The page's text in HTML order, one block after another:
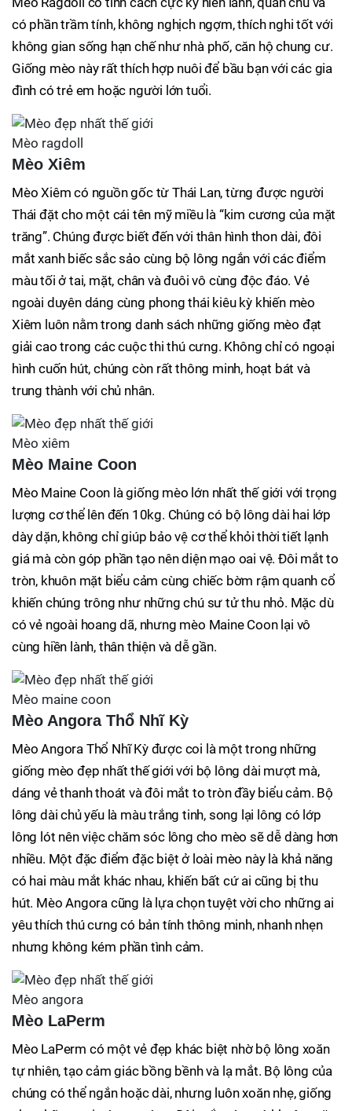
có phần trầm tính, không nghịch ngợm, thích nghi tốt với
không gian sống hạn chế như nhà phố, căn hộ chung cư.
Giống mèo này rất thích hợp nuôi để bầu bạn với các gia
đình có trẻ em hoặc người lớn tuổi.
Mèo ragdoll
Mèo Xiêm
Mèo Xiêm có nguồn gốc từ Thái Lan, từng được người
Thái đặt cho một cái tên mỹ miều là “kim cương của mặt
trăng”. Chúng được biết đến với thân hình thon dài, đôi
mắt xanh biếc sắc sảo cùng bộ lông ngắn với các điểm
màu tối ở tai, mặt, chân và đuôi vô cùng độc đáo. Vẻ
ngoài duyên dáng cùng phong thái kiêu kỳ khiến mèo
Xiêm luôn nằm trong danh sách những giống mèo đạt
giải cao trong các cuộc thi thú cưng. Không chỉ có ngoại
hình cuốn hút, chúng còn rất thông minh, hoạt bát và
trung thành với chủ nhân.
Mèo xiêm
Mèo Maine Coon
Mèo Maine Coon là giống mèo lớn nhất thế giới với trọng
lượng cơ thể lên đến 10kg. Chúng có bộ lông dài hai lớp
dày dặn, không chỉ giúp bảo vệ cơ thể khỏi thời tiết lạnh
giá mà còn góp phần tạo nên diện mạo oai vệ. Đôi mắt to
tròn, khuôn mặt biểu cảm cùng chiếc bờm rậm quanh cổ
khiến chúng trông như những chú sư tử thu nhỏ. Mặc dù
có vẻ ngoài hoang dã, nhưng mèo Maine Coon lại vô
cùng hiền lành, thân thiện và dễ gần.
Mèo maine coon
Mèo Angora Thổ Nhĩ Kỳ
Mèo Angora Thổ Nhĩ Kỳ được coi là một trong những
giống mèo đẹp nhất thế giới với bộ lông dài mượt mà,
dáng vẻ thanh thoát và đôi mắt to tròn đầy biểu cảm. Bộ
lông dài chủ yếu là màu trắng tinh, song lại lông có lớp
lông lót nên việc chăm sóc lông cho mèo sẽ dễ dàng hơn
nhiều. Một đặc điểm đặc biệt ở loài mèo này là khả năng
có hai màu mắt khác nhau, khiến bất cứ ai cũng bị thu
hút. Mèo Angora cũng là lựa chọn tuyệt vời cho những ai
yêu thích thú cưng có bản tính thông minh, nhanh nhẹn
nhưng không kém phần tình cảm.
Mèo angora
Mèo LaPerm
Mèo LaPerm có một vẻ đẹp khác biệt nhờ bộ lông xoăn
tự nhiên, tạo cảm giác bồng bềnh và lạ mắt. Bộ lông của
chúng có thể ngắn hoặc dài, nhưng luôn xoăn nhẹ, giống